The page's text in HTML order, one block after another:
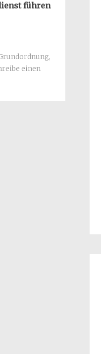
führen
,
einen